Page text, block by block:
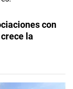
con
la